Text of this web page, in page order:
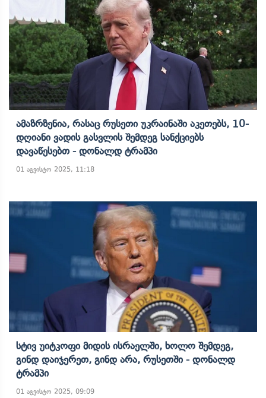
Ამაზრზენია, Რასაც Რუსეთი Უკრაინაში Აკეთებს, 10-
Დღიანი Ვადის Გასვლის Შემდეგ Სანქციებს
Დავაწესებთ - Დონალდ Ტრამპი
01 აგვისტო 2025, 11:18
Სტივ Უიტკოფი Მიდის Ისრაელში, Ხოლო Შემდეგ,
Გინდ Დაიჯერეთ, Გინდ Არა, Რუსეთში - Დონალდ
Ტრამპი
01 აგვისტო 2025, 09:09